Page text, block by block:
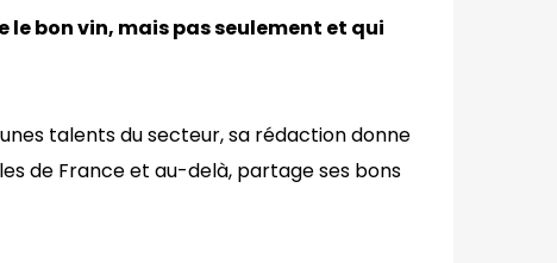
bon vin, mais pas seulement et qui
talents du secteur, sa rédaction donne
de France et au-delà, partage ses bons